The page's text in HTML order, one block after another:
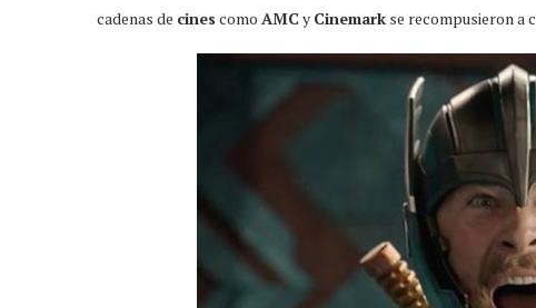
cadenas de cines como AMC y Cinemark se recompusieron a